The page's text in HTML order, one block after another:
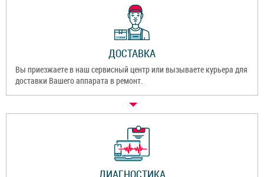
ДОСТАВКА
Вы приезжаете в наш сервисный центр или вызываете курьера для
доставки Вашего аппарата в ремонт.
ДИАГНОСТИКА